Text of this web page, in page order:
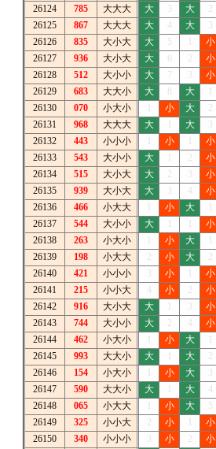
26124
785 大大大 大 大 2
26125
867 大大大 大 4 大
26126
835 大小大 大 5 小
26127
936 大小大 大 2 小
26128
512 大小小 大 7 小
26129
683 大大小 大 大
26130
070 小大小 小 大 2
26131
968 大大大 大 大
26132
443 小小小 小 小
26133
543 大小小 大 2 小
26134
515 大小大 大 2 小
26135
939 大小大 大 4 小
26136
466 小大大 小 大
26137
544 大小小 大 小
26138
263 小大小 小 大
26139
198 小大大 2 小 大 2
26140
421 小小小 小 小
26141
215 小小大 4 小 2 小
26142
916 大小大 大 小
26143
744 大小小 大 2 4 小
26144
462 小大小 小 大
26145
993 大大小 大 大 2
26146
154 小大小 小 大
26147
590 大大小 大 大 4
26148
065 小大大 小 大 5
26149
325 小小大 2 小 小
26150
340 小小小 小 2 小